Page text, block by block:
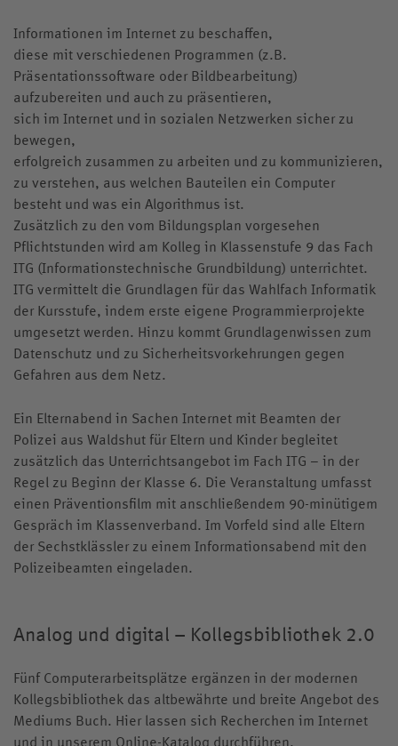
Informationen im Internet zu beschaffen,
diese mit verschiedenen Programmen (z.B.
Präsentationssoftware oder Bildbearbeitung)
aufzubereiten und auch zu präsentieren,
sich im Internet und in sozialen Netzwerken sicher zu
bewegen,
erfolgreich zusammen zu arbeiten und zu kommunizieren,
zu verstehen, aus welchen Bauteilen ein Computer
besteht und was ein Algorithmus ist.
Zusätzlich zu den vom Bildungsplan vorgesehen
Pflichtstunden wird am Kolleg in Klassenstufe 9 das Fach
ITG (Informationstechnische Grundbildung) unterrichtet.
ITG vermittelt die Grundlagen für das Wahlfach Informatik
der Kursstufe, indem erste eigene Programmierprojekte
umgesetzt werden. Hinzu kommt Grundlagenwissen zum
Datenschutz und zu Sicherheitsvorkehrungen gegen
Gefahren aus dem Netz.
Ein Elternabend in Sachen Internet mit Beamten der
Polizei aus Waldshut für Eltern und Kinder begleitet
zusätzlich das Unterrichtsangebot im Fach ITG – in der
Regel zu Beginn der Klasse 6. Die Veranstaltung umfasst
einen Präventionsfilm mit anschließendem 90-minütigem
Gespräch im Klassenverband. Im Vorfeld sind alle Eltern
der Sechstklässler zu einem Informationsabend mit den
Polizeibeamten eingeladen.
Analog und digital – Kollegsbibliothek 2.0
Fünf Computerarbeitsplätze ergänzen in der modernen
Kollegsbibliothek das altbewährte und breite Angebot des
Mediums Buch. Hier lassen sich Recherchen im Internet
und in unserem Online-Katalog durchführen.